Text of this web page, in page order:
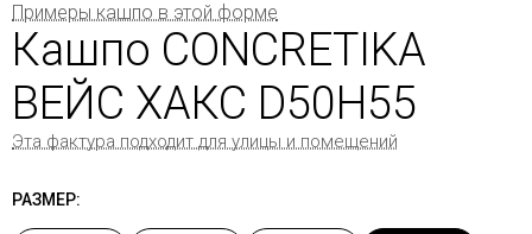
Примеры кашпо в этой форме
Кашпо CONCRETIKA
ВЕЙС ХАКС D50H55
Эта фактура подходит для улицы и помещений
РАЗМЕР: